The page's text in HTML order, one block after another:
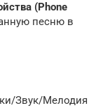
(Phone
песню в
Звук/Мелодия